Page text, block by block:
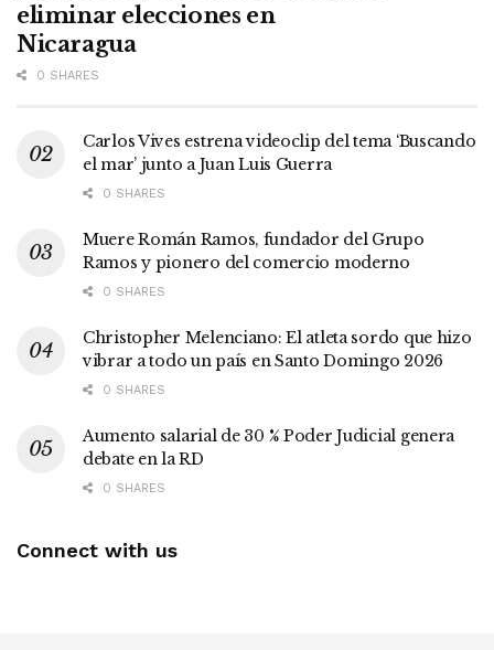
eliminar elecciones en
Nicaragua
0 SHARES
Carlos Vives estrena videoclip del tema ‘Buscando
el mar’ junto a Juan Luis Guerra
0 SHARES
Muere Román Ramos, fundador del Grupo
Ramos y pionero del comercio moderno
0 SHARES
Christopher Melenciano: El atleta sordo que hizo
vibrar a todo un país en Santo Domingo 2026
0 SHARES
Aumento salarial de 30 % Poder Judicial genera
debate en la RD
0 SHARES
Connect with us